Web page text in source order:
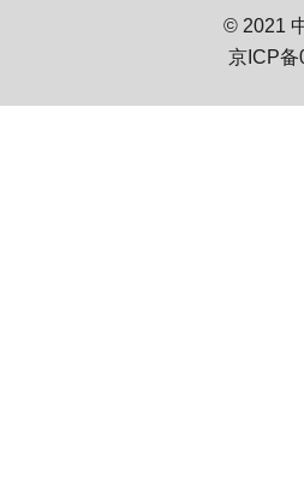
© 2021
京ICP备